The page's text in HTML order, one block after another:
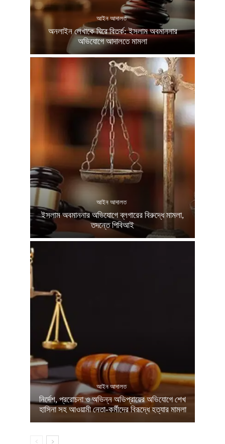
আইন আদালত
অনলাইন লেখাকে ঘিরে বিতর্ক: ইসলাম অবমাননার
অভিযোগে আদালতে মামলা
আইন আদালত
ইসলাম অবমাননার অভিযোগে ব্লগারের বিরুদ্ধে মামলা,
তদন্তে পিবিআই
আইন আদালত
নির্দেশ, প্ররোচনা ও অভিন্ন অভিপ্রায়ের অভিযোগে শেখ
হাসিনা সহ আওয়ামী নেতা-কর্মীদের বিরূদ্ধে হত্যার মামলা